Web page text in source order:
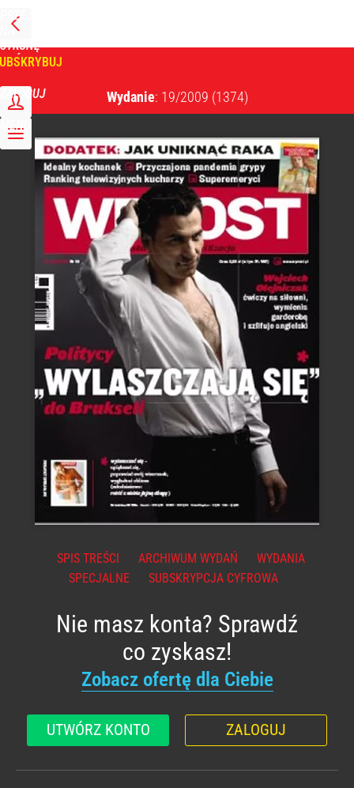
PRZEJDŹ
NA
STRONĘ
GŁÓWNĄ
ZALOGUJ
MENU
Wydanie: 19/2009 (1374)
SPIS TREŚCI ARCHIWUM WYDAŃ
WYDANIA
SPECJALNE
SUBSKRYPCJA CYFROWA
Nie masz konta? Sprawdź
co zyskasz!
Zobacz ofertę dla Ciebie
UTWÓRZ KONTO ZALOGUJ